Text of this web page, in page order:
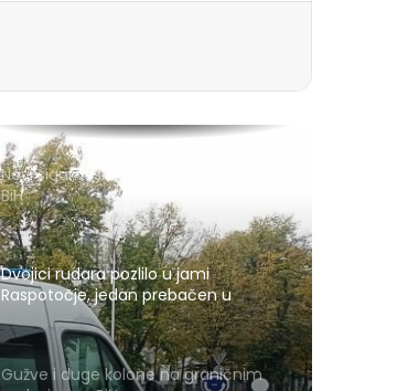
Novi sigurnosni sistem za izbore u
BiH
Dvojici rudara pozlilo u jami
Raspotočje, jedan prebačen u
bolnicu
Gužve i duge kolone na graničnim